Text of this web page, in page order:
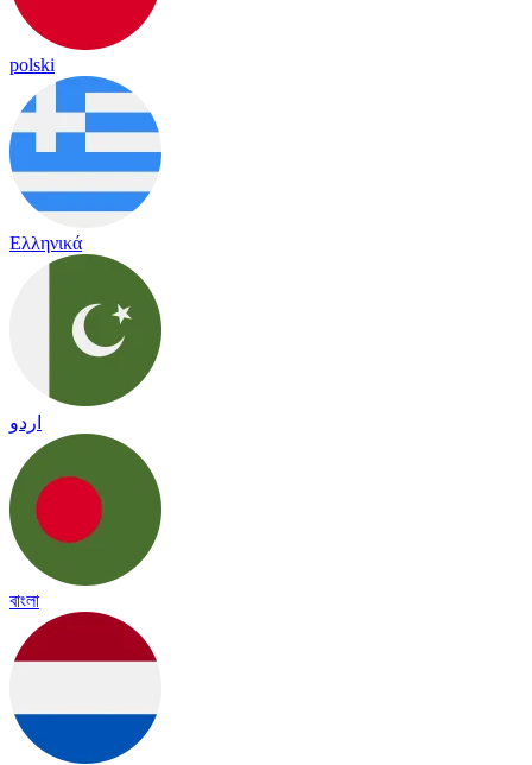
polski
Ελληνικά
اردو
বাংলা